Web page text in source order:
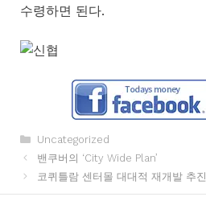
수령하면 된다.
카
테
고
리
Uncategorized
밴쿠버의 ‘City Wide Plan’
코퀴틀람 센터몰 대대적 재개발 추진